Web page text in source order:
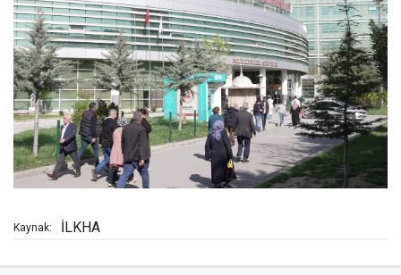
Kaynak: İLKHA